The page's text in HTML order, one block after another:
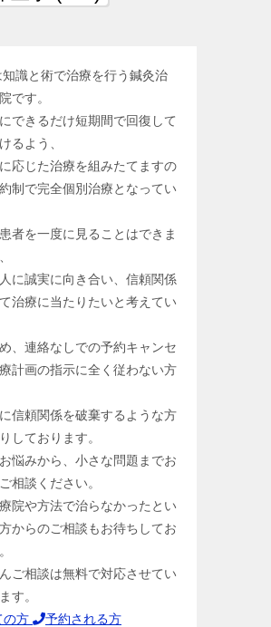
知識と術で治療を行う鍼灸治
です。
できるだけ短期間で回復して
るよう、
応じた治療を組みたてますの
制で完全個別治療となってい
者を一度に見ることはできま
に誠実に向き合い、信頼関係
治療に当たりたいと考えてい
、連絡なしでの予約キャンセ
計画の指示に全く従わない方
信頼関係を破棄するような方
しております。
悩みから、小さな問題までお
相談ください。
院や方法で治らなかったとい
からのご相談もお待ちしてお
ご相談は無料で対応させてい
す。
の方
予約される方